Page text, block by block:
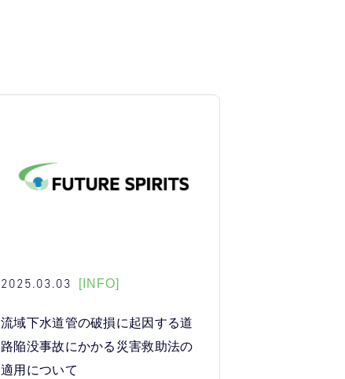
2025.03.03 [INFO]
流域下水道管の破損に起因する道
路陥没事故にかかる災害救助法の
適用について